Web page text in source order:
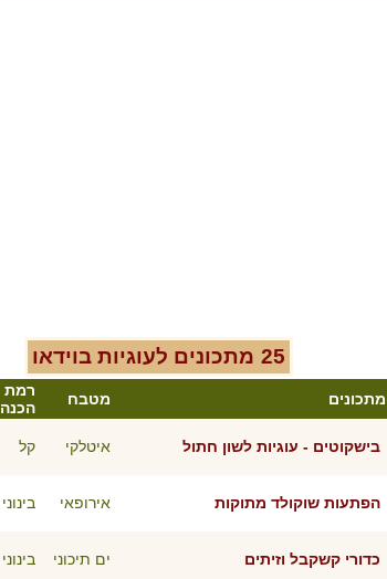
25 מתכונים לעוגיות בוידאו
מתכונים מטבח
רמת
הכנה
בישקוטים - עוגיות לשון חתול איטלקי קל
הפתעות שוקולד מתוקות אירופאי בינוני
כדורי קשקבל וזיתים ים תיכוני בינוני